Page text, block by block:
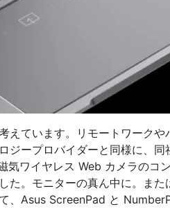
えています。リモートワークや
ジープロバイダーと同様に、同
ワイヤレス Web カメラのコ
た。モニターの真ん中に。また
、Asus ScreenPad と